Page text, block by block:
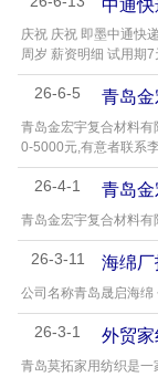
中通
庆祝 庆祝 即墨中通快
周岁 薪资明细 试用期
26-6-5 青岛
青岛金宏宇复合材料
0-5000元,有意者联系
26-4-1 青岛
青岛金宏宇复合材料
26-3-11 海绵
公司名称青岛晟启海
26-3-1 外贸
青岛莫拓家用纺织是